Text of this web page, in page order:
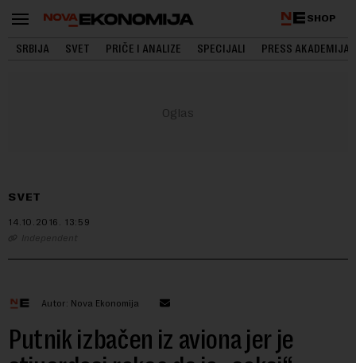
SHOP
SRBIJA SVET PRIČE I ANALIZE SPECIJALI PRESS AKADEMIJA
SVET
14.10.2016. 13:59
Independent
Autor: Nova Ekonomija
Putnik izbačen iz aviona jer je